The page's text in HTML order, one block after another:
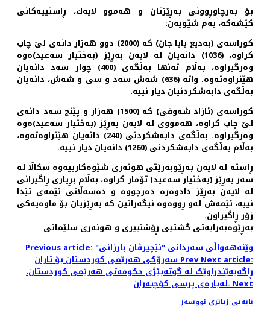
بۆ بەرچاوڕوونی بەڕێزتان و هەموو لایەك، ڕاستییەكانی
كێشەكە، بەم شێویەن:
كوراسەی (بەدیع بابا جان) كە (2000) دوو هەزار دانەی لێ‌ چاپ
كراوە، (1036) دانەیان لە لایەن بەڕێز (بەختیار سەعید)ەوە
وەرگیراوە، بەڵام تەنها بەڵگەی (400) چوار سەد دانەیان
هێنراوەتەوە. واتە (636) شەش سەد و سی و شەش، دانەیان
بەڵگەی دابەشكردنیان دیار نییە.
كوراسەی (ئازاد شەوقی) كە (1500) هەزار و پێنج سەد دانەی
لێ‌ چاپ كراوە، هەمووی لە لایەن بەڕێز (بەختیار سەعید)ەوە
وەرگیراوە. بەڵگەی دابەشكردنی (240) دانەیان هێنراوەتەوە،
بەڵام بەڵگەی دابەشكردنی (1260) دانەیان دیار نییە.
ڕاستە لە لایەن بەڕێوبەرێتی هونەری شێوەكارییەوە سكاڵا لە
سەر بەڕێز (بەختیار سەعید) تۆمار كراوە، بەڵام بڕیاری ڕاگیرانی
لە لایەن بەڕێز دادوەرە دەرچووە و دەسەڵاتی ئێمەی تێدا
نییە، ئێمەش لەو ڕووەوە نیگەرانین كە بەڕێزیان بۆ ماوەیەكی
زۆر ڕاگیراون.
بەڕێوەبەرایەتی گشتیی ڕۆشنبیری و هونەری سلێمانی
Previous article: وێنه‌هه‌واڵی سه‌ردانی "نێچیرڤان بارزانی"
سەرۆکی هەرێمی کوردستان بۆ تارانPrevNext article:
ڕاگەیەێندراوێک لە گوتەبێژی حکومەتی ھەرێمی کوردستان،
لەبارەی پرسی کۆچبەران.Next
بابەتی زیاتری نووسەر